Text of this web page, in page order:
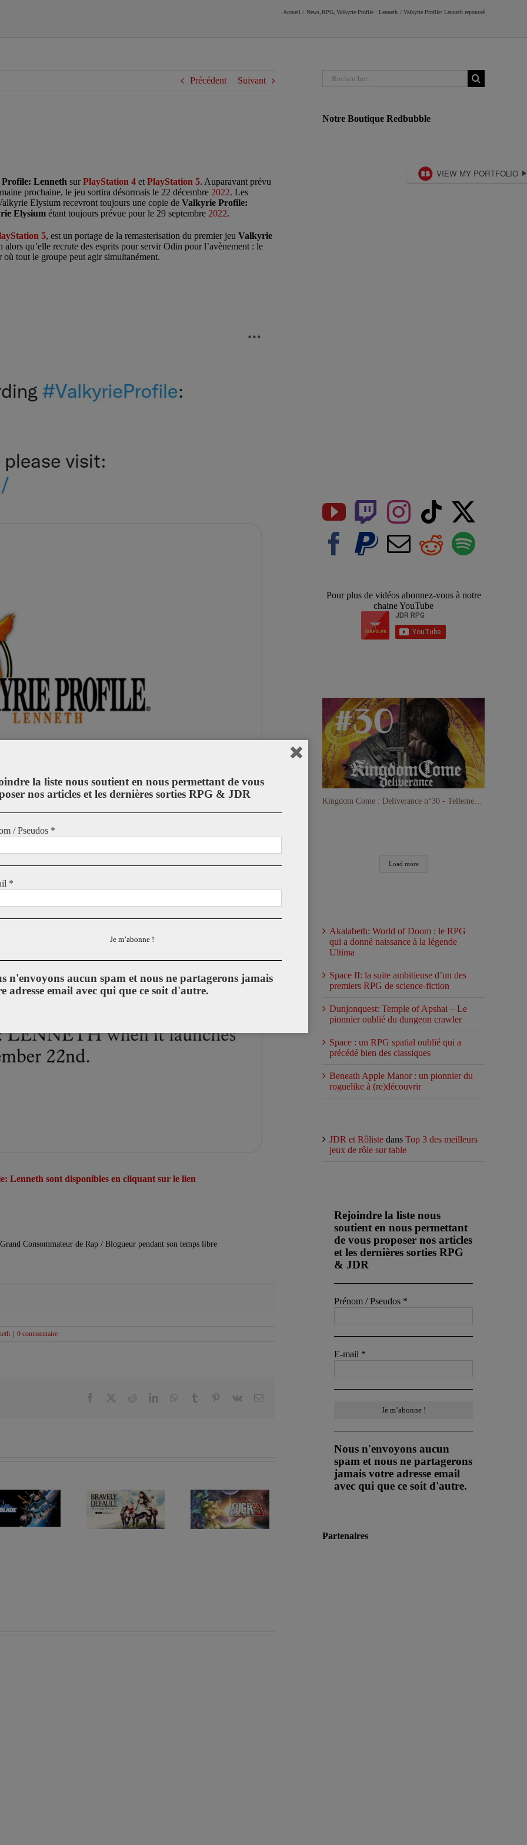
Accueil News RPG Valkyrie Profile : Lenneth Valkyrie Profile: Lenneth repoussé
Précédent Suivant
Lenneth sur PlayStation 4et PlayStation 5. Auparavant prévu
prochaine, le jeu sortira désormais le 22 décembre 2022. Les
Elysium recevront toujours une copie de Valkyrie Profile:
Elysiumétant toujours prévue pour le 29 septembre 2022.
5, est un portage de la remasterisation du premier jeu Valkyrie
qu’elle recrute des esprits pour servir Odin pour l’avènement : le
tout le groupe peut agir simultanément.
Lenneth sont disponibles en cliquant sur le lien
Consommateur de Rap / Blogueur pendant son temps libre
0 commentaire
Facebook RedditLinkedInWhatsApp
Tumblr Pinterest
Vk Email
Les sorties
RPG du
02/06/2025 au
Les sorties
RPG du
26/05/2025 au
22/06/2025
Rechercher:
Notre Boutique Redbubble
Pour plus de vidéos abonnez-vous à notre
chaine YouTube
Load more
Akalabeth: World of Doom : le RPG
qui a donné naissance à la légende
Ultima
Space II: la suite ambitieuse d’un des
premiers RPG de science-fiction
Dunjonquest: Temple of Apshai – Le
pionnier oublié du dungeon crawler
Space : un RPG spatial oublié qui a
précédé bien des classiques
Beneath Apple Manor : un pionnier du
roguelike à (re)découvrir
JDR et Rôliste dans Top 3 des meilleurs
jeux de rôle sur table
Rejoindre la liste nous
soutient en nous permettant
de vous proposer nos articles
et les dernières sorties RPG
& JDR
Prénom / Pseudos *
E-mail *
Nous n'envoyons aucun
spam et nous ne partagerons
jamais votre adresse email
avec qui que ce soit d'autre.
Partenaires
la liste nous soutient en nous permettant de vous
nos articles et les dernières sorties RPG & JDR
/ Pseudos *
*
n'envoyons aucun spam et nous ne partagerons jamais
adresse email avec qui que ce soit d'autre.